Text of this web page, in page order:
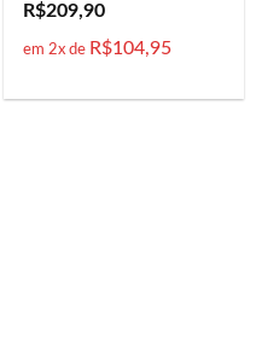
R$209,90
em 2x de R$104,95